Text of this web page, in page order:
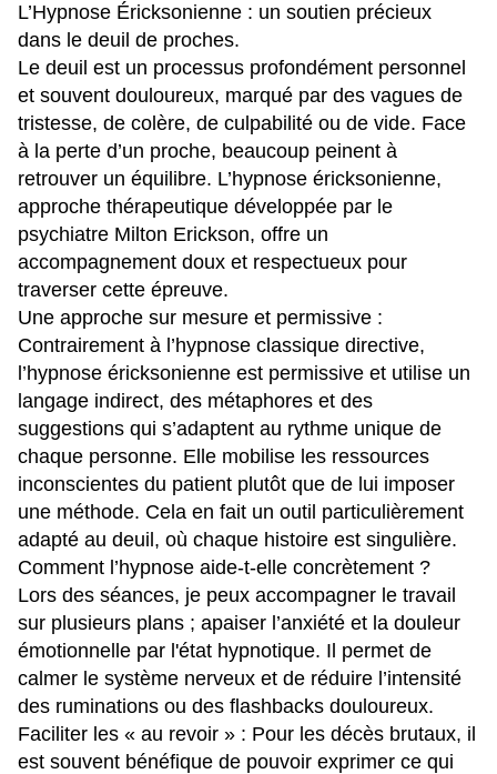
L’Hypnose Éricksonienne : un soutien précieux
dans le deuil de proches.
Le deuil est un processus profondément personnel
et souvent douloureux, marqué par des vagues de
tristesse, de colère, de culpabilité ou de vide. Face
à la perte d’un proche, beaucoup peinent à
retrouver un équilibre. L’hypnose éricksonienne,
approche thérapeutique développée par le
psychiatre Milton Erickson, offre un
accompagnement doux et respectueux pour
traverser cette épreuve.
Une approche sur mesure et permissive :
Contrairement à l’hypnose classique directive,
l’hypnose éricksonienne est permissive et utilise un
langage indirect, des métaphores et des
suggestions qui s’adaptent au rythme unique de
chaque personne. Elle mobilise les ressources
inconscientes du patient plutôt que de lui imposer
une méthode. Cela en fait un outil particulièrement
adapté au deuil, où chaque histoire est singulière.
Comment l’hypnose aide-t-elle concrètement ?
Lors des séances, je peux accompagner le travail
sur plusieurs plans ; apaiser l’anxiété et la douleur
émotionnelle par l'état hypnotique. Il permet de
calmer le système nerveux et de réduire l’intensité
des ruminations ou des flashbacks douloureux.
Faciliter les « au revoir » : Pour les décès brutaux, il
est souvent bénéfique de pouvoir exprimer ce qui